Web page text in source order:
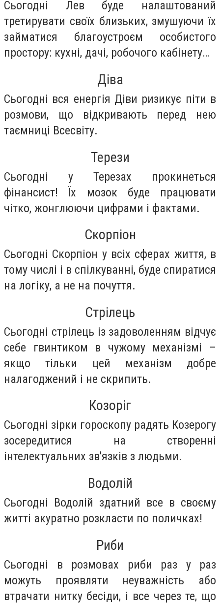
Сьогодні Лев буде налаштований
третирувати своїх близьких, змушуючи їх
займатися благоустроєм особистого
простору: кухні, дачі, робочого кабінету…
Діва
Сьогодні вся енергія Діви ризикує піти в
розмови, що відкривають перед нею
таємниці Всесвіту.
Терези
Сьогодні у Терезах прокинеться
фінансист! Їх мозок буде працювати
чітко, жонглюючи цифрами і фактами.
Скорпіон
Сьогодні Скорпіон у всіх сферах життя, в
тому числі і в спілкуванні, буде спиратися
на логіку, а не на почуття.
Стрілець
Сьогодні стрілець із задоволенням відчує
себе гвинтиком в чужому механізмі –
якщо тільки цей механізм добре
налагоджений і не скрипить.
Козоріг
Сьогодні зірки гороскопу радять Козерогу
зосередитися на створенні
інтелектуальних зв'язків з людьми.
Водолій
Сьогодні Водолій здатний все в своєму
житті акуратно розкласти по поличках!
Риби
Сьогодні в розмовах риби раз у раз
можуть проявляти неуважність або
втрачати нитку бесіди, і все через те, що